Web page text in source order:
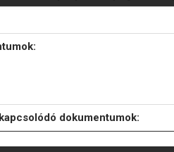
dokumentumok: